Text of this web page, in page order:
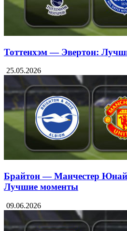
Тоттенхэм — Эвертон:
25.05.2026
Брайтон — Манчестер
Лучшие моменты
09.06.2026